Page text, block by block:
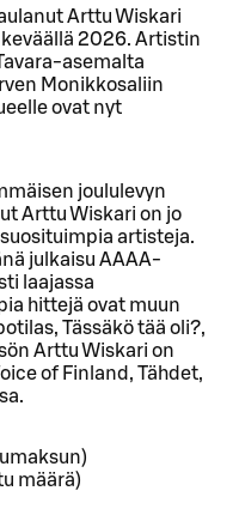
Arttu Wiskari
2026. Artistin
asemalta
Monikkosaliin
ovat nyt
joululevyn
Arttu Wiskari on jo
artisteja.
julkaisu AAAA-
laajassa
hittejä ovat muun
Tässäkö tää oli?,
Arttu Wiskari on
of Finland, Tähdet,
määrä)